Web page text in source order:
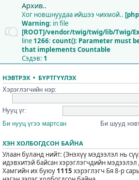
Архив..
Хог новшнуудаа ийшээ чихмой..
Warning: in file
[ROOT]/vendor/twig/twig/lib/Twig/
line 1266: count(): Parameter must
that implements Countable
Сэдэв: 1
НЭВТРЭХ• БҮРТГҮҮЛЭХ
Хэрэглэгчийн нэр:
Нууц үг:
Би нууц үгээ мартсан
Би шууд
ХЭН ХОЛБОГДСОН БАЙНА
Улаан буланд нийт: (Энэхүү мэдээлэл нь
идэвхитэй байсан хэрэглэгчдийн
Хамгийн их буюу 1115 хэрэглэгч Бя 8-р